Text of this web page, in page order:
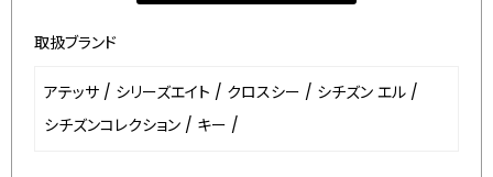
取扱ブランド
アテッサ / シリーズエイト / クロスシー / シチズン エル /
シチズンコレクション / キー /